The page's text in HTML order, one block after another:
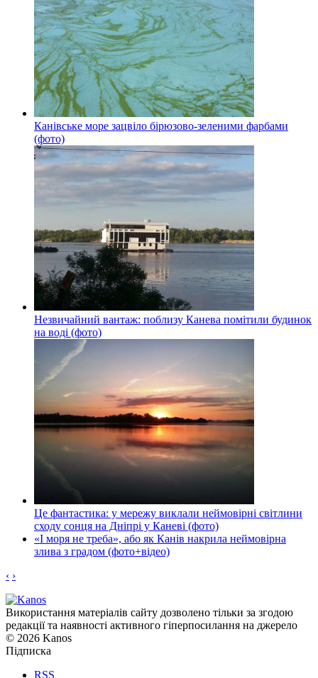
Канівське море зацвіло бірюзово-зеленими фарбами
(фото)
Незвичайний вантаж: поблизу Канева помітили будинок
на воді (фото)
Це фантастика: у мережу виклали неймовірні світлини
сходу сонця на Дніпрі у Каневі (фото)
«І моря не треба», або як Канів накрила неймовірна
злива з градом (фото+відео)
‹ ›
Використання матеріалів сайту дозволено тільки за згодою
редакції та наявності активного гіперпосилання на джерело
© 2026 Kanos
Підписка
RSS